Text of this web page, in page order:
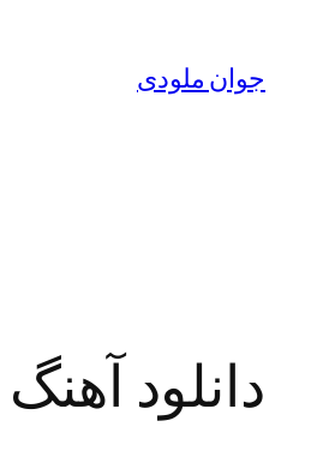
جوان ملودی
دانلود